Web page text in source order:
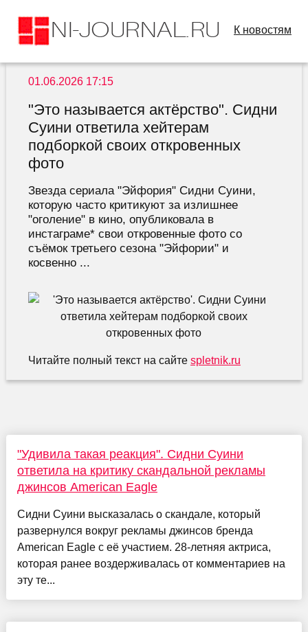
К новостям
01.06.2026 17:15
"Это называется актёрство". Сидни
Суини ответила хейтерам
подборкой своих откровенных
фото
Звезда сериала "Эйфория" Сидни Суини,
которую часто критикуют за излишнее
"оголение" в кино, опубликовала в
инстаграме* свои откровенные фото со
съёмок третьего сезона "Эйфории" и
косвенно ...
Читайте полный текст на сайте spletnik.ru
"Удивила такая реакция". Сидни Суини
ответила на критику скандальной рекламы
джинсов American Eagle
Сидни Суини высказалась о скандале, который
развернулся вокруг рекламы джинсов бренда
American Eagle с её участием. 28-летняя актриса,
которая ранее воздерживалась от комментариев на
эту те...